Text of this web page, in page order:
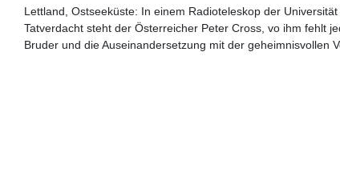
Lettland, Ostseeküste: In einem Radioteleskop der
Tatverdacht steht der Österreicher Peter Cross, vo ihm fehlt
Bruder und die Auseinandersetzung mit der geheimnisvollen